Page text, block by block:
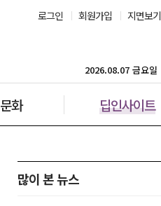
로그인 회원가입 지면보기
문화 딥인사이트
2026.08.07 금요일
많이 본 뉴스